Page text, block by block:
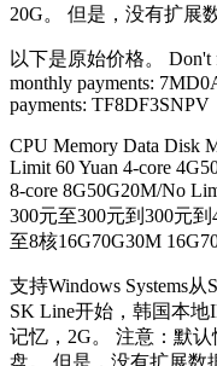
20G。 但是，没有扩展
以下是原始价格。 Don't
monthly payments:
payments: TF8DF3SNPV
CPU Memory Data Disk
Limit 60 Yuan 4-core
8-core 8G50G20M/No
300元至300元到300元
至8核16G70G30M
支持Windows Systems从
SK Line开始，韩国本地
记忆，2G。 注意：默
盘。 但是，没有扩展数